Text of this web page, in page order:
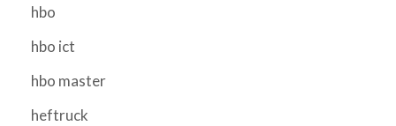
hbo
hbo ict
hbo master
heftruck